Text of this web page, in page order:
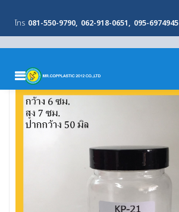
โทร 081-550-9790 062-918-0651 095-6974945
MENU